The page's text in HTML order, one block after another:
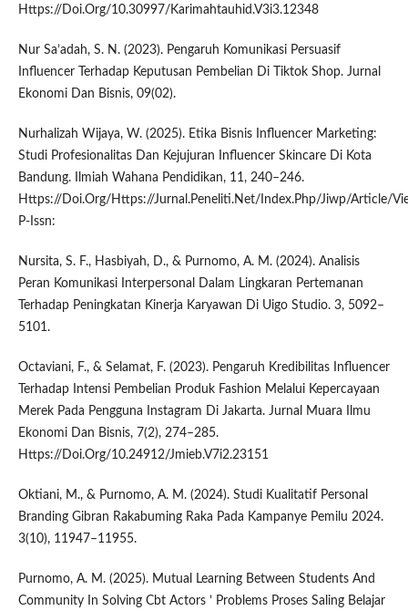
Https://Doi.Org/10.30997/Karimahtauhid.V3i3.12348
Nur Sa’adah, S. N. (2023). Pengaruh Komunikasi Persuasif
Influencer Terhadap Keputusan Pembelian Di Tiktok Shop. Jurnal
Ekonomi Dan Bisnis, 09(02).
Nurhalizah Wijaya, W. (2025). Etika Bisnis Influencer Marketing:
Studi Profesionalitas Dan Kejujuran Influencer Skincare Di Kota
Bandung. Ilmiah Wahana Pendidikan, 11, 240–246.
Https://Doi.Org/Https://Jurnal.Peneliti.Net/Index.Php/Jiwp/Article/
P-Issn:
Nursita, S. F., Hasbiyah, D., & Purnomo, A. M. (2024). Analisis
Peran Komunikasi Interpersonal Dalam Lingkaran Pertemanan
Terhadap Peningkatan Kinerja Karyawan Di Uigo Studio. 3, 5092–
5101.
Octaviani, F., & Selamat, F. (2023). Pengaruh Kredibilitas Influencer
Terhadap Intensi Pembelian Produk Fashion Melalui Kepercayaan
Merek Pada Pengguna Instagram Di Jakarta. Jurnal Muara Ilmu
Ekonomi Dan Bisnis, 7(2), 274–285.
Https://Doi.Org/10.24912/Jmieb.V7i2.23151
Oktiani, M., & Purnomo, A. M. (2024). Studi Kualitatif Personal
Branding Gibran Rakabuming Raka Pada Kampanye Pemilu 2024.
3(10), 11947–11955.
Purnomo, A. M. (2025). Mutual Learning Between Students And
Community In Solving Cbt Actors ’ Problems Proses Saling Belajar